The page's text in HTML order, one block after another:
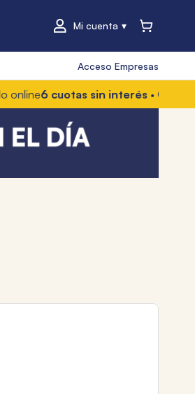
Mi cuenta
Acceso Empresas
cuotas sin interés• Con Mercado